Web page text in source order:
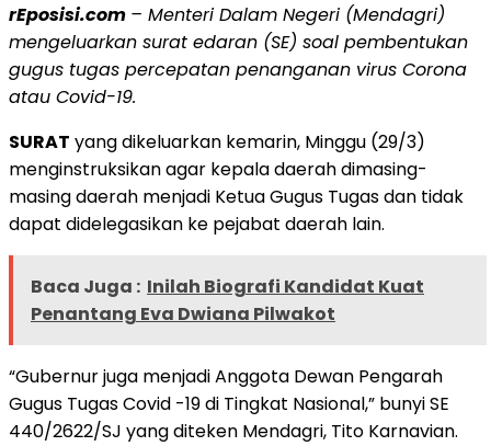
rEposisi.com – Menteri Dalam Negeri (Mendagri)
mengeluarkan surat edaran (SE) soal pembentukan
gugus tugas percepatan penanganan virus Corona
atau Covid-19.
SURAT yang dikeluarkan kemarin, Minggu (29/3)
menginstruksikan agar kepala daerah dimasing-
masing daerah menjadi Ketua Gugus Tugas dan tidak
dapat didelegasikan ke pejabat daerah lain.
Baca Juga : Inilah Biografi Kandidat Kuat
Penantang Eva Dwiana Pilwakot
“Gubernur juga menjadi Anggota Dewan Pengarah
Gugus Tugas Covid -19 di Tingkat Nasional,” bunyi SE
440/2622/SJ yang diteken Mendagri, Tito Karnavian.